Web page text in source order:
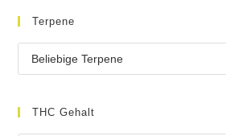
Terpene
THC Gehalt